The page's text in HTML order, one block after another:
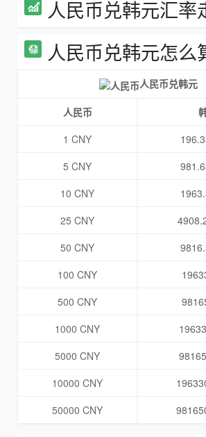
人民币兑韩元汇率
人民币兑韩元怎么
人民币兑韩元
人民币
1 CNY
5 CNY
10 CNY
25 CNY
50 CNY
100 CNY
500 CNY
1000 CNY
5000 CNY
10000 CNY
50000 CNY